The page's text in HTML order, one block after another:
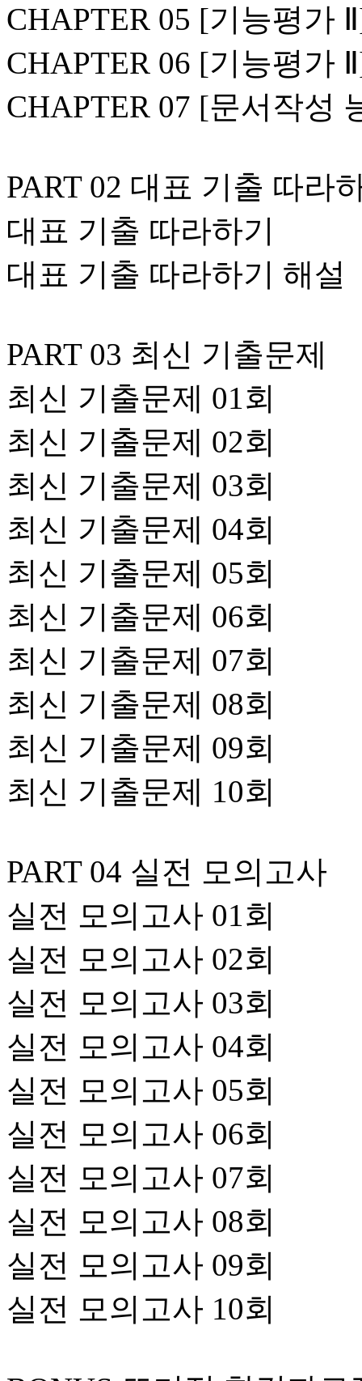
CHAPTER 05 [기능평가
CHAPTER 06 [기능평가
CHAPTER 07 [문서작성
PART 02 대표 기출 따라
대표 기출 따라하기
대표 기출 따라하기 해설
PART 03 최신 기출문제
최신 기출문제 01회
최신 기출문제 02회
최신 기출문제 03회
최신 기출문제 04회
최신 기출문제 05회
최신 기출문제 06회
최신 기출문제 07회
최신 기출문제 08회
최신 기출문제 09회
최신 기출문제 10회
PART 04 실전 모의고사
실전 모의고사 01회
실전 모의고사 02회
실전 모의고사 03회
실전 모의고사 04회
실전 모의고사 05회
실전 모의고사 06회
실전 모의고사 07회
실전 모의고사 08회
실전 모의고사 09회
실전 모의고사 10회